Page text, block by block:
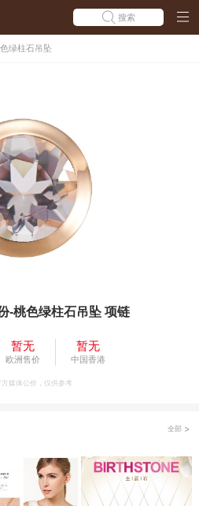
搜索
绿柱石吊坠
-桃色绿柱石吊坠 项链
暂无
欧洲售价
暂无
中国香港
方媒体公价，仅供参考
全部